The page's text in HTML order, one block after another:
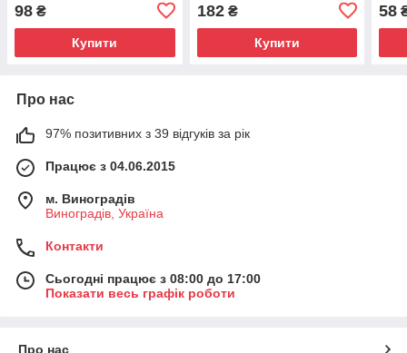
98 ₴
Купити
182₴
Купити
58
Про нас
97% позитивних з 39 відгуків за рік
Працює з 04.06.2015
м. Виноградів
Виноградів, Україна
Контакти
Сьогодні працює з 08:00 до 17:00
Показати весь графік роботи
Про нас